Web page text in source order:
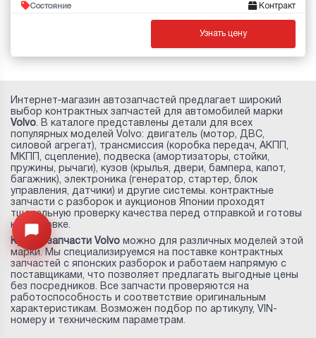
Состояние Контракт
Узнать цену
Узнайте цену запчасти -> Открыть меню
Интернет-магазин автозапчастей предлагает широкий
выбор контрактных запчастей для автомобилей марки
Volvo. В каталоге представлены детали для всех
популярных моделей Volvo: двигатель (мотор, ДВС,
силовой агрегат), трансмиссия (коробка передач, АКПП,
МКПП, сцепление), подвеска (амортизаторы, стойки,
пружины, рычаги), кузов (крылья, двери, бампера, капот,
багажник), электроника (генератор, стартер, блок
управления, датчики) и другие системы. контрактные
запчасти с разборок и аукционов Японии проходят
тщательную проверку качества перед отправкой и готовы
к установке.
Купить запчасти Volvo можно для различных моделей этой
марки. Мы специализируемся на поставке контрактных
запчастей с японских разборок и работаем напрямую с
поставщиками, что позволяет предлагать выгодные цены
без посредников. Все запчасти проверяются на
работоспособность и соответствие оригинальным
характеристикам. Возможен подбор по артикулу, VIN-
номеру и техническим параметрам.